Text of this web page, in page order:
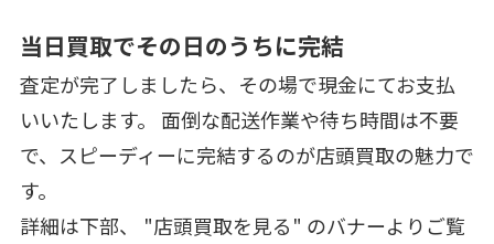
当日買取でその日のうちに完結
査定が完了しましたら、その場で現金にてお支払
いいたします。 面倒な配送作業や待ち時間は不要
で、スピーディーに完結するのが店頭買取の魅力で
す。
詳細は下部、 "店頭買取を見る" のバナーよりご覧